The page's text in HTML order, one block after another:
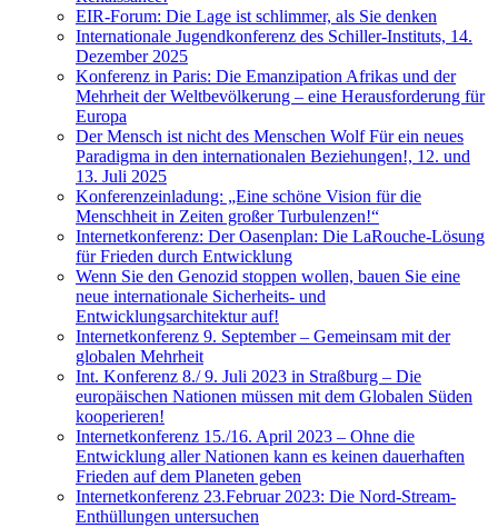
EIR-Forum: Die Lage ist schlimmer, als Sie denken
Internationale Jugendkonferenz des Schiller-Instituts, 14.
Dezember 2025
Konferenz in Paris: Die Emanzipation Afrikas und der
Mehrheit der Weltbevölkerung – eine Herausforderung für
Europa
Der Mensch ist nicht des Menschen Wolf Für ein neues
Paradigma in den internationalen Beziehungen!, 12. und
13. Juli 2025
Konferenzeinladung: „Eine schöne Vision für die
Menschheit in Zeiten großer Turbulenzen!“
Internetkonferenz: Der Oasenplan: Die LaRouche-Lösung
für Frieden durch Entwicklung
Wenn Sie den Genozid stoppen wollen, bauen Sie eine
neue internationale Sicherheits- und
Entwicklungsarchitektur auf!
Internetkonferenz 9. September – Gemeinsam mit der
globalen Mehrheit
Int. Konferenz 8./ 9. Juli 2023 in Straßburg – Die
europäischen Nationen müssen mit dem Globalen Süden
kooperieren!
Internetkonferenz 15./16. April 2023 – Ohne die
Entwicklung aller Nationen kann es keinen dauerhaften
Frieden auf dem Planeten geben
Internetkonferenz 23.Februar 2023: Die Nord-Stream-
Enthüllungen untersuchen